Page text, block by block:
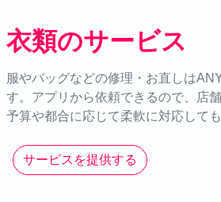
衣類のサービス
服やバッグなどの修理・お直しは
す。アプリから依頼できるので、店
予算や都合に応じて柔軟に対応しても
サービスを提供する